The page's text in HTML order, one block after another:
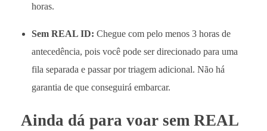
horas.
Sem REAL ID: Chegue com pelo menos 3 horas de
antecedência, pois você pode ser direcionado para uma
fila separada e passar por triagem adicional. Não há
garantia de que conseguirá embarcar.
Ainda dá para voar sem REAL